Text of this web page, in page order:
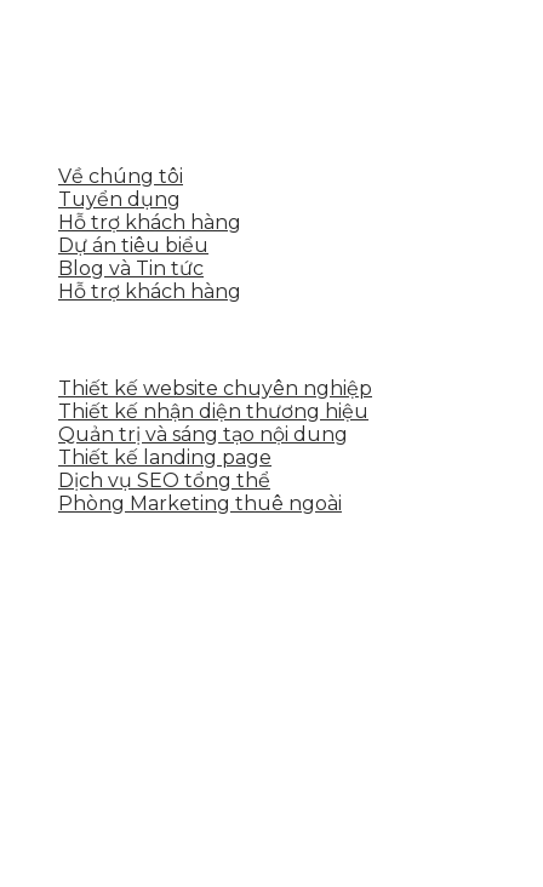
Về chúng tôi
Tuyển dụng
Hỗ trợ khách hàng
Dự án tiêu biểu
Blog và Tin tức
Hỗ trợ khách hàng
Thiết kế website chuyên nghiệp
Thiết kế nhận diện thương hiệu
Quản trị và sáng tạo nội dung
Thiết kế landing page
Dịch vụ SEO tổng thể
Phòng Marketing thuê ngoài